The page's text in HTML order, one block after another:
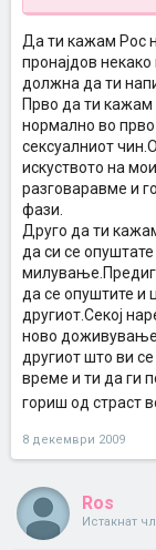
Да ти кажам Рос
пронајдов
должна да ти
Прво да ти кажам
нормално во
сексуалниот
искуството на
разговаравме и
фази.
Друго да ти
да си се
да се опуштите и
другиот.Секој
ново
другиот што ви
време и ти да ги
гориш од страст
8 декември 2009
Ros
Истакнат